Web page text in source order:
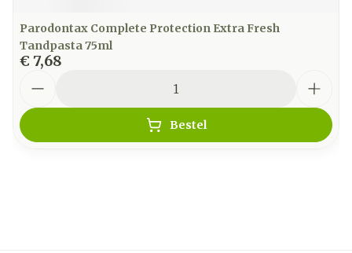
Parodontax Complete Protection Extra Fresh
Tandpasta 75ml
€ 7,68
Bestel